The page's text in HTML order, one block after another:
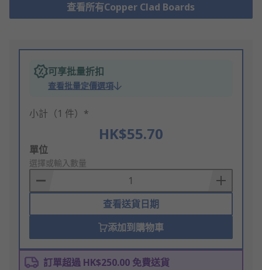
查看所有Copper Clad Boards
可享批量折扣
查看批量定價選項
小計（1 件）*
HK$55.70
Add
to
Basket
單位
選擇或輸入數量
查看送貨日期
添加到購物車
訂單超過 HK$250.00 免費送貨